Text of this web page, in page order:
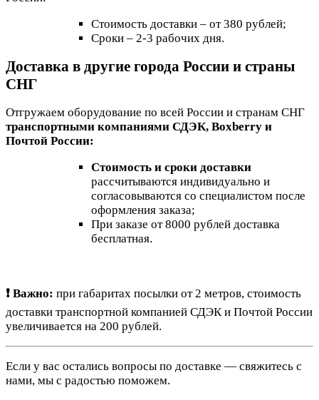
Стоимость доставки – от 380 рублей;
Сроки – 2-3 рабочих дня.
Доставка в другие города России и страны
СНГ
Отгружаем оборудование по всей России и странам СНГ
транспортными компаниями СДЭК, Boxberry и
Почтой России:
Стоимость и сроки доставки
рассчитываются индивидуально и
согласовываются со специалистом после
оформления заказа;
При заказе от 8000 рублей доставка
бесплатная.
❗ Важно: при габаритах посылки от 2 метров, стоимость
доставки транспортной компанией СДЭК и Почтой России
увеличивается на 200 рублей.
Если у вас остались вопросы по доставке — свяжитесь с
нами, мы с радостью поможем.